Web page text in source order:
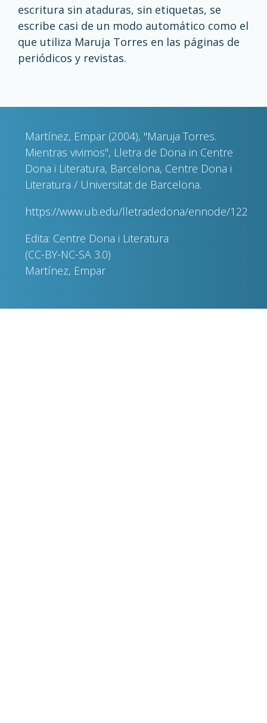
escritura sin ataduras, sin etiquetas, se
escribe casi de un modo automático como el
que utiliza Maruja Torres en las páginas de
periódicos y revistas.
Martínez, Empar (2004), "Maruja Torres.
Mientras vivimos", Lletra de Dona in Centre
Dona i Literatura, Barcelona, Centre Dona i
Literatura / Universitat de Barcelona.
https://www.ub.edu/lletradedona/ennode/122
Edita: Centre Dona i Literatura
(CC-BY-NC-SA 3.0)
Martínez, Empar